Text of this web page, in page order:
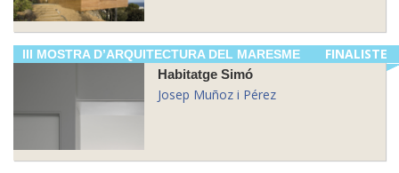
FINALISTE
III MOSTRA D’ARQUITECTURA DEL MARESME
Habitatge Simó
Josep Muñoz i Pérez